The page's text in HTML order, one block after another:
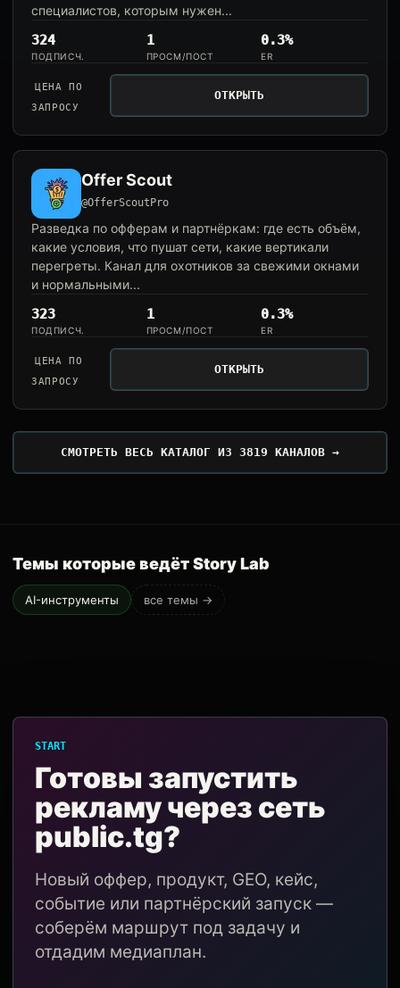
специалистов, которым нужен...
324
ПОДПИСЧ.
1
ПРОСМ/ПОСТ
0.3%
ER
ЦЕНА ПО
ЗАПРОСУ
ОТКРЫТЬ
Offer Scout
@OfferScoutPro
Разведка по офферам и партнёркам: где есть объём,
какие условия, что пушат сети, какие вертикали
перегреты. Канал для охотников за свежими окнами
и нормальными...
323
ПОДПИСЧ.
1
ПРОСМ/ПОСТ
0.3%
ER
ЦЕНА ПО
ЗАПРОСУ
ОТКРЫТЬ
СМОТРЕТЬ ВЕСЬ КАТАЛОГ ИЗ 3819 КАНАЛОВ →
Темы которые ведёт Story Lab
AI-инструменты все темы →
START
Готовы запустить
рекламу через сеть
public.tg?
Новый оффер, продукт, GEO, кейс,
событие или партнёрский запуск —
соберём маршрут под задачу и
отдадим медиаплан.